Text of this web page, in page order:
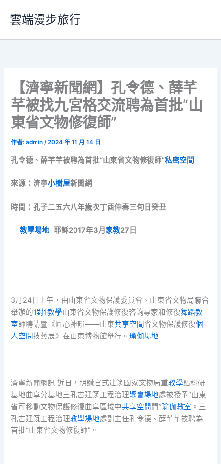
要
雲端漫步旅行
【濟寧新聞網】孔令德、薛芊
芊被找九宮格交流聘為首批“山
東省文物修復師”
作者:admin/2024 年 11 月 14 日
孔令德、薛芊芊被聘為首批“山東省文物修復師”私密空間
來源：濟寧小樹屋新聞網
時間：孔子二五六八年歲次丁酉仲春三旬日癸丑
教學場地 耶穌2017年3月 家教27日
3月24日上午，由山東省文物保護委員會、山東省文物局聯合
舉辦的1對1教學山東省文物保護修復咨詢專家和修復舞蹈教
室師聘請暨《匠心神韻——山東共享空間省文物保護修復個
人空間技藝展》在山東博物館舉行。瑜伽場地
濟寧新聞網訊 近日，明贓官式建筑國家文物局重教學點科研
基地曲阜分基地三孔古建筑工程治理聚會場地處被授予“山東
省可移動文物保護修復曲阜區域中共享空間 間”瑜伽教室 。三
孔古建筑工程治理教學場地處副主任孔令德、薛芊芊被聘為
首批“山東省文物修復師”。